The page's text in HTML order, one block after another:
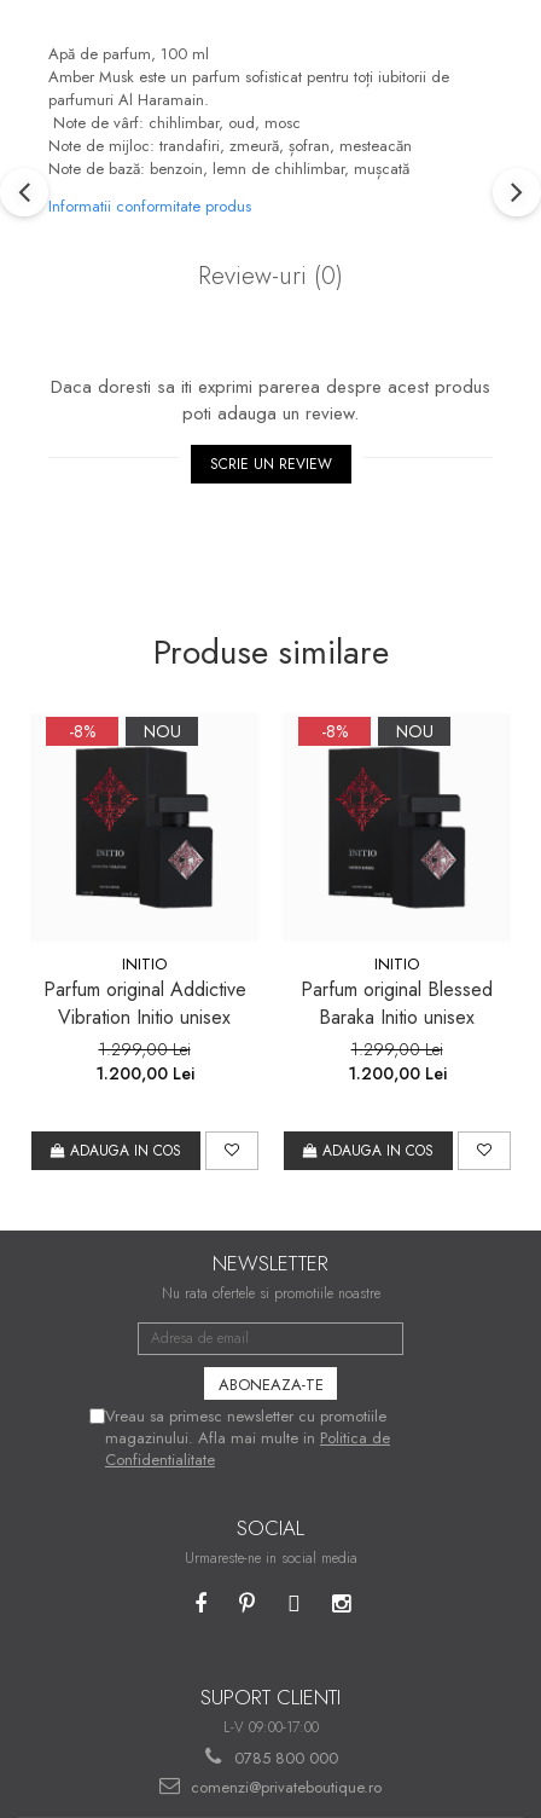
Apă de parfum, 100 ml
Amber Musk este un parfum sofisticat pentru toți iubitorii de
parfumuri Al Haramain.
Note de vârf: chihlimbar, oud, mosc
Note de mijloc: trandafiri, zmeură, șofran, mesteacăn
Note de bază: benzoin, lemn de chihlimbar, mușcată
Informatii conformitate produs
Review-uri (0)
Daca doresti sa iti exprimi parerea despre acest produs
poti adauga un review.
SCRIE UN REVIEW
Produse similare
-8% NOU
INITIO
Parfum original Addictive
Vibration Initio unisex
1.299,00 Lei
1.200,00 Lei
ADAUGA IN COS
-8% NOU
INITIO
Parfum original Blessed
Baraka Initio unisex
1.299,00 Lei
1.200,00 Lei
ADAUGA IN COS
NEWSLETTER
Nu rata ofertele si promotiile noastre
Vreau sa primesc newsletter cu promotiile
magazinului. Afla mai multe in Politica de
Confidentialitate
SOCIAL
Urmareste-ne in social media
SUPORT CLIENTI
L-V 09:00-17:00
0785 800 000
comenzi@privateboutique.ro